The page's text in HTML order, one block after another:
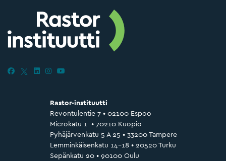
Rastor-instituutti
Revontulentie 7 • 02100 Espoo
Microkatu 1 • 70210 Kuopio
Pyhäjärvenkatu 5 A 25 • 33200 Tampere
Lemminkäisenkatu 14–18 • 20520 Turku
Sepänkatu 20 • 90100 Oulu